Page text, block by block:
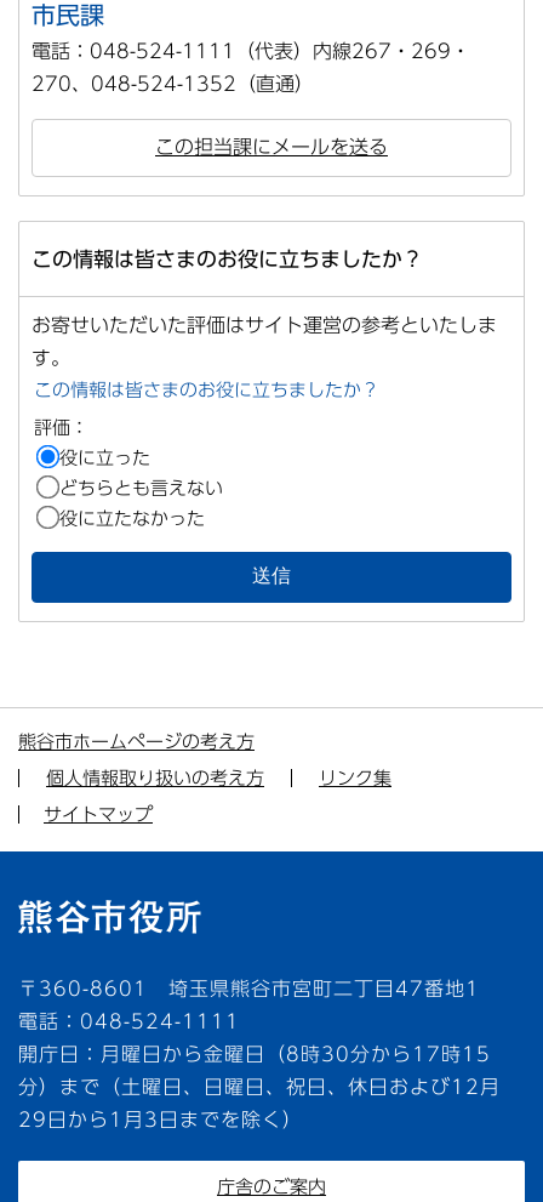
市民課
電話：048-524-1111（代表）内線267・269・
270、048-524-1352（直通）
この担当課にメールを送る
この情報は皆さまのお役に立ちましたか？
お寄せいただいた評価はサイト運営の参考といたしま
す。
この情報は皆さまのお役に立ちましたか？
評価：
役に立った
どちらとも言えない
役に立たなかった
熊谷市ホームページの考え方
個人情報取り扱いの考え方
リンク集
サイトマップ
〒360-8601 埼玉県熊谷市宮町二丁目47番地1
電話：048-524-1111
開庁日：月曜日から金曜日（8時30分から17時15
分）まで（土曜日、日曜日、祝日、休日および12月
29日から1月3日までを除く）
庁舎のご案内